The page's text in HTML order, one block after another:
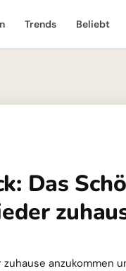
Trends Beliebt
Das
anzukommen